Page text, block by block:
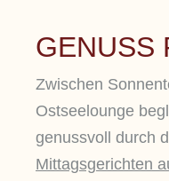
GENUSS
Zwischen
Ostseelounge
genussvoll durch
Mittagsgerichten